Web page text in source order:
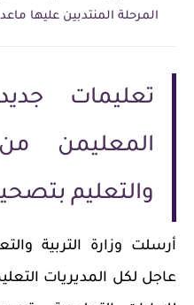
المرحلة المنتدبين عليها
تعليمات
المعليمن من
والتعليم
أرسلت وزارة التربية
عاجل لكل المديريات